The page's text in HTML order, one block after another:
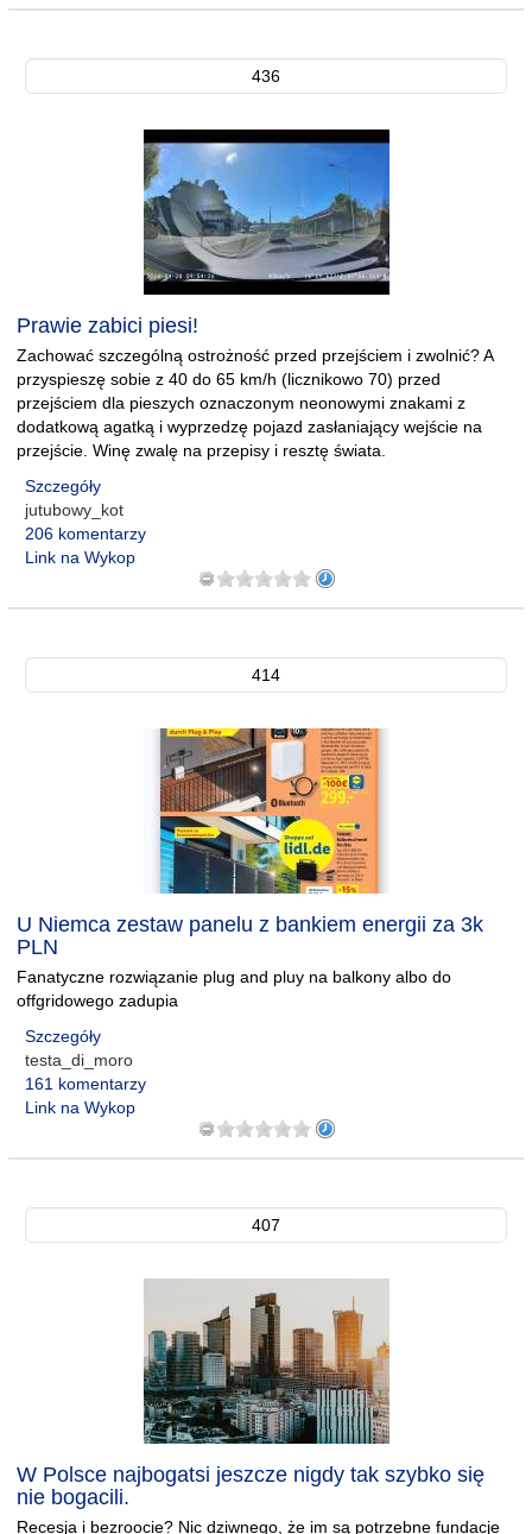
436
Prawie zabici piesi!
Zachować szczególną ostrożność przed przejściem i zwolnić? A
przyspieszę sobie z 40 do 65 km/h (licznikowo 70) przed
przejściem dla pieszych oznaczonym neonowymi znakami z
dodatkową agatką i wyprzedzę pojazd zasłaniający wejście na
przejście. Winę zwalę na przepisy i resztę świata.
Szczegóły
jutubowy_kot
206 komentarzy
Link na Wykop
414
U Niemca zestaw panelu z bankiem energii za 3k
PLN
Fanatyczne rozwiązanie plug and pluy na balkony albo do
offgridowego zadupia
Szczegóły
testa_di_moro
161 komentarzy
Link na Wykop
407
W Polsce najbogatsi jeszcze nigdy tak szybko się
nie bogacili.
Recesja i bezroocie? Nic dziwnego, że im są potrzebne fundacje